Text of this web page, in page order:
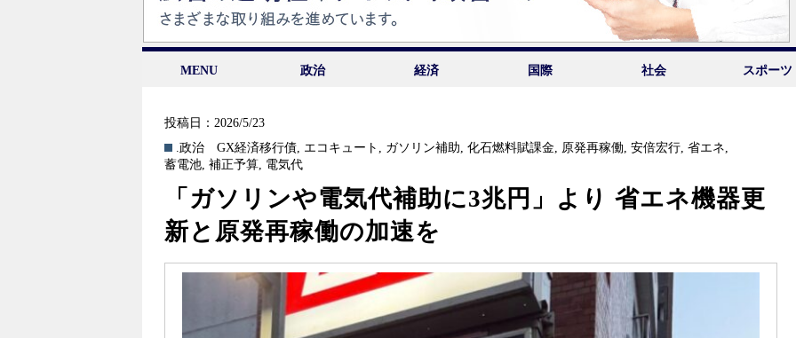
MENU 政治 経済 国際 社会 スポーツ
投稿日：2026/5/23
.政治
GX経済移行債, エコキュート , ガソリン補助,化石燃料賦課金, 原発再稼働,安倍宏行,省エネ,
蓄電池, 補正予算, 電気代
「ガソリンや電気代補助に3兆円」より 省エネ機器更
新と原発再稼働の加速を